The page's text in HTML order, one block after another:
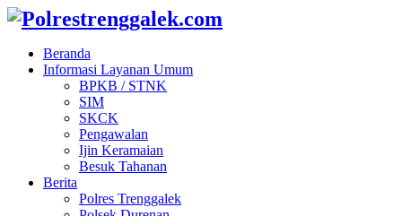
Beranda
Informasi Layanan Umum
BPKB / STNK
SIM
SKCK
Pengawalan
Ijin Keramaian
Besuk Tahanan
Berita
Polres Trenggalek